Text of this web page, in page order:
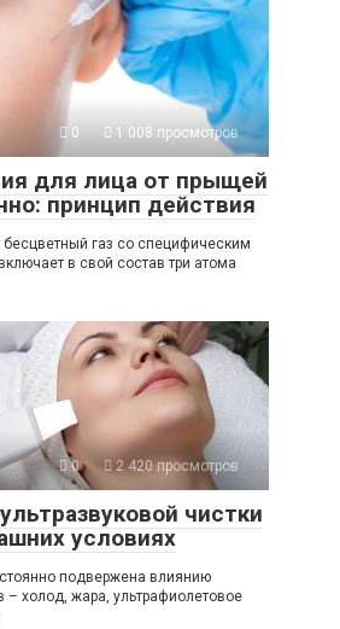
0 1 008 просмотров
для лица от прыщей
принцип действия
газ со специфическим
в свой состав три атома
0 2 420 просмотров
чистки
условиях
подвержена влиянию
– холод, жара, ультрафиолетовое